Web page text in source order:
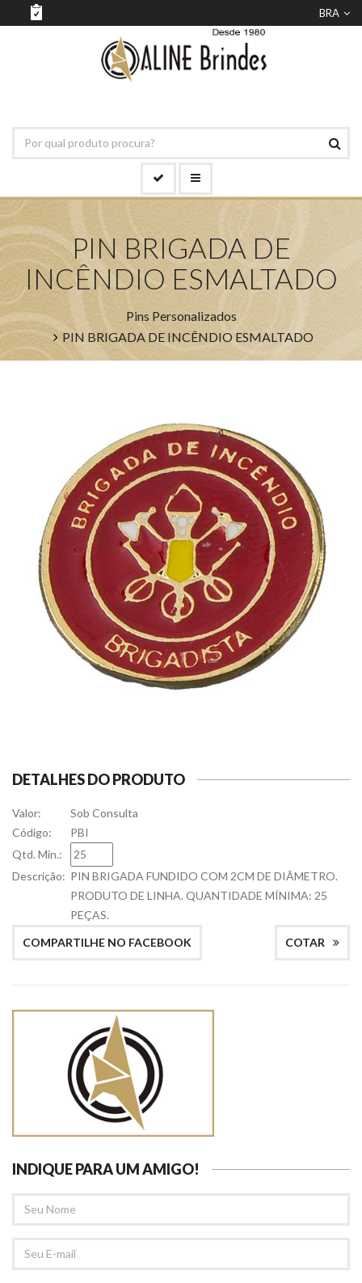
BRA
PIN BRIGADA DE
INCÊNDIO ESMALTADO
Pins Personalizados
PIN BRIGADA DE INCÊNDIO ESMALTADO
DETALHES DO PRODUTO
Valor:
Sob Consulta
Código:
PBI
Qtd. Min.:
Descrição: PIN BRIGADA FUNDIDO COM 2CM DE DIÂMETRO.
PRODUTO DE LINHA. QUANTIDADE MÍNIMA: 25
PEÇAS.
COTAR
COMPARTILHE NO FACEBOOK
INDIQUE PARA UM AMIGO!
NOME
EMAIL